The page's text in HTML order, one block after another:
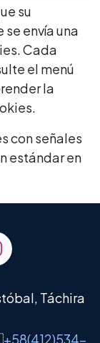
su
envía una
Cada
el menú
la
con señales
estándar en
Táchira
+58(412)534-